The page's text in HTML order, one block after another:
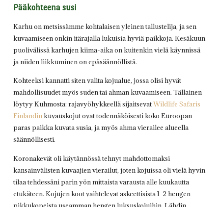
Pääkohteena susi
Karhu on metsissämme kohtalaisen yleinen tallustelija, ja sen
kuvaamiseen onkin itärajalla lukuisia hyviä paikkoja. Kesäkuun
puolivälissä karhujen kiima-aika on kuitenkin vielä käynnissä
ja niiden liikkuminen on epäsäännöllistä.
Kohteeksi kannatti siten valita kojualue, jossa olisi hyvät
mahdollisuudet myös suden tai ahman kuvaamiseen. Tällainen
löytyy Kuhmosta: rajavyöhykkeellä sijaitsevatWildlife Safaris
Finlandinkuvauskojut ovat todennäköisesti koko Euroopan
paras paikka kuvata susia, ja myös ahma vierailee alueella
säännöllisesti.
Koronakevät oli käytännössä tehnyt mahdottomaksi
kansainvälisten kuvaajien vierailut, joten kojuissa oli vielä hyvin
tilaa tehdessäni parin yön mittaista varausta alle kuukautta
etukäteen. Kojujen koot vaihtelevat askeettisista 1-2 hengen